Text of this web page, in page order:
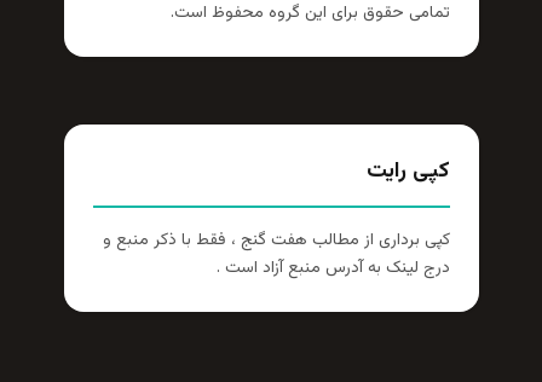
تمامی حقوق برای این گروه محفوظ است.
کپی رایت
کپی برداری از مطالب هفت گنج ، فقط با ذکر منبع و
درج لینک به آدرس منبع آزاد است .